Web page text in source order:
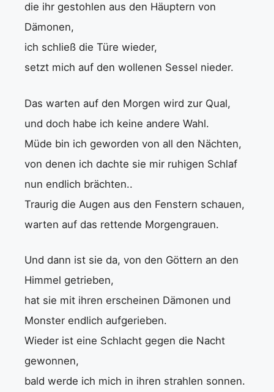
die ihr gestohlen aus den Häuptern von
Dämonen,
ich schließ die Türe wieder,
setzt mich auf den wollenen Sessel nieder.
Das warten auf den Morgen wird zur Qual,
und doch habe ich keine andere Wahl.
Müde bin ich geworden von all den Nächten,
von denen ich dachte sie mir ruhigen Schlaf
nun endlich brächten..
Traurig die Augen aus den Fenstern schauen,
warten auf das rettende Morgengrauen.
Und dann ist sie da, von den Göttern an den
Himmel getrieben,
hat sie mit ihren erscheinen Dämonen und
Monster endlich aufgerieben.
Wieder ist eine Schlacht gegen die Nacht
gewonnen,
bald werde ich mich in ihren strahlen sonnen.